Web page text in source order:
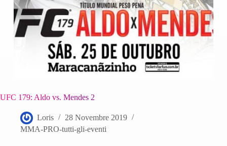
UFC 179: Aldo vs. Mendes 2
Loris
28 Novembre 2019
MMA-PRO-tutti-gli-eventi